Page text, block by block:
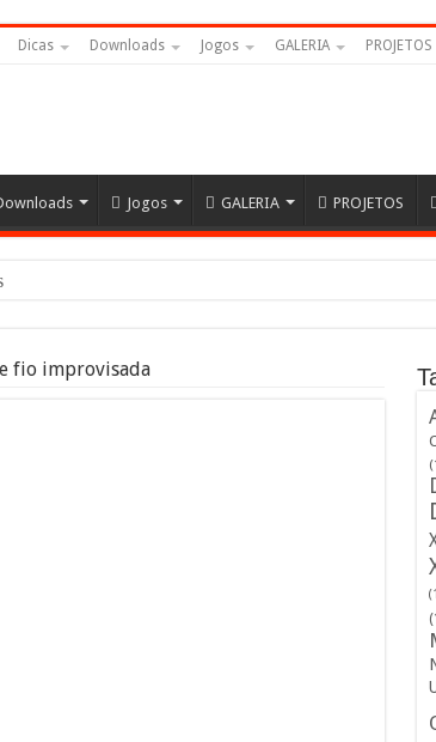
Dicas Downloads Jogos GALERIA PROJETOS
Jogos GALERIA PROJETOS
– DRAGON BALL
fio improvisada